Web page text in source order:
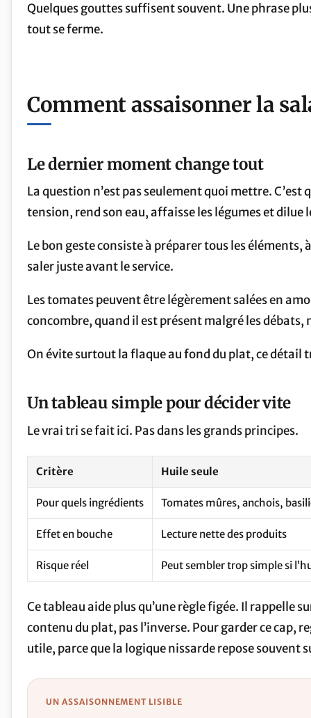
Quelques gouttes suffisent souvent. Une phrase
tout se ferme.
Comment assaisonner la
Le dernier moment change tout
La question n’est pas seulement quoi mettre.
tension, rend son eau, affaisse les légumes et dilue
Le bon geste consiste à préparer tous les
saler juste avant le service.
Les tomates peuvent être légèrement salées en
concombre, quand il est présent malgré les
On évite surtout la flaque au fond du plat, ce détail
Un tableau simple pour décider vite
Le vrai tri se fait ici. Pas dans les grands principes.
Critère Huile seule
Pour quels ingrédients Tomates mûres, anchois,
Effet en bouche Lecture nette des produits
Risque réel Peut sembler trop simple si
Ce tableau aide plus qu’une règle figée. Il rappelle
contenu du plat, pas l’inverse. Pour garder ce cap,
utile, parce que la logique nissarde repose souvent
UN ASSAISONNEMENT LISIBLE